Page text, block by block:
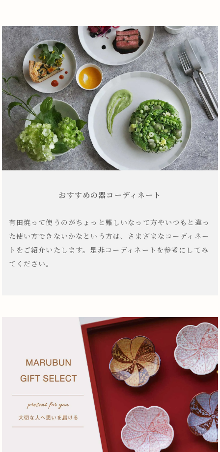
おすすめの器コーディネート
有田焼って使うのがちょっと難しいなって方やいつもと違っ
た使い方できないかなという方は、さまざまなコーディネー
トをご紹介いたします。是非コーディネートを参考にしてみ
てください。